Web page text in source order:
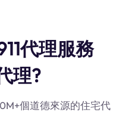
代理服務
理?
個道德來源的住宅代